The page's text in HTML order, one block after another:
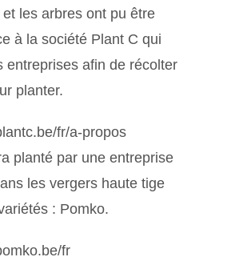
les arbres ont pu être
à la société Plant C qui
entreprises afin de récolter
planter.
fr/a-propos
planté par une entreprise
les vergers haute tige
: Pomko.
fr